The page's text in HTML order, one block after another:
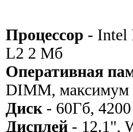
Процессор - Intel
L2 2 Мб
Оперативная
DIMM,
Диск - 60Гб,
Дисплей - 12.1",